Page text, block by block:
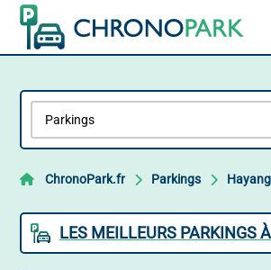
ChronoPark.fr Parkings
LES MEILLEURS PARKINGS